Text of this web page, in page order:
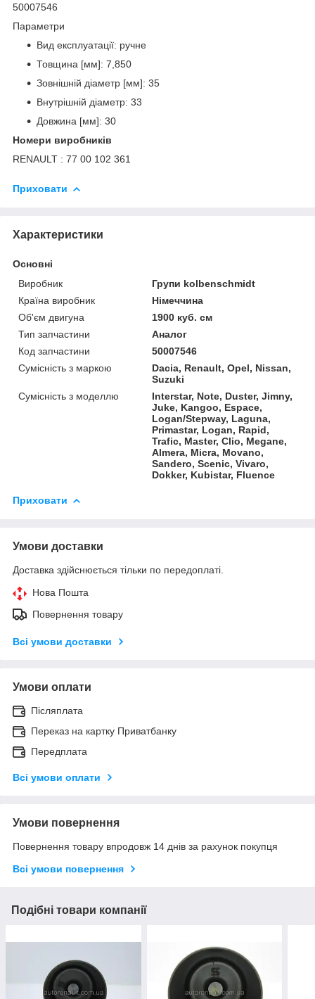
50007546
Параметри
Вид експлуатації: ручне
Товщина [мм]: 7,850
Зовнішній діаметр [мм]: 35
Внутрішній діаметр: 33
Довжина [мм]: 30
Номери виробників
RENAULT : 77 00 102 361
Приховати
Характеристики
Основні
Виробник
Групи kolbenschmidt
Країна виробник
Німеччина
Об'єм двигуна
1900 куб. см
Тип запчастини
Аналог
Код запчастини
50007546
Сумісність з маркою
Dacia, Renault, Opel, Nissan,
Suzuki
Сумісність з моделлю
Interstar, Note, Duster, Jimny,
Juke, Kangoo, Espace,
Logan/Stepway, Laguna,
Primastar, Logan, Rapid,
Trafic, Master, Clio, Megane,
Almera, Micra, Movano,
Sandero, Scenic, Vivaro,
Dokker, Kubistar, Fluence
Приховати
Умови доставки
Доставка здійснюється тільки по передоплаті.
Нова Пошта
Повернення товару
Всі умови доставки
Умови оплати
Післяплата
Переказ на картку Приватбанку
Передплата
Всі умови оплати
Умови повернення
Повернення товару впродовж 14 днів за рахунок покупця
Всі умови повернення
Подібні товари компанії